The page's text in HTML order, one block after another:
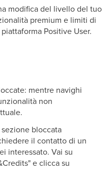
modifica del livello del tuo
premium e limiti di
Positive User.
mentre navighi
non
bloccata
il contatto di un
interessato. Vai su
e clicca su